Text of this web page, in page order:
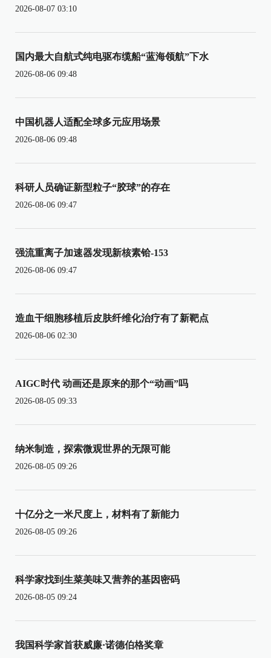
2026-08-07 03:10
国内最大自航式纯电驱布缆船“蓝海领航”下水
2026-08-06 09:48
中国机器人适配全球多元应用场景
2026-08-06 09:48
科研人员确证新型粒子“胶球”的存在
2026-08-06 09:47
强流重离子加速器发现新核素铪-153
2026-08-06 09:47
造血干细胞移植后皮肤纤维化治疗有了新靶点
2026-08-06 02:30
AIGC时代 动画还是原来的那个“动画”吗
2026-08-05 09:33
纳米制造，探索微观世界的无限可能
2026-08-05 09:26
十亿分之一米尺度上，材料有了新能力
2026-08-05 09:26
科学家找到生菜美味又营养的基因密码
2026-08-05 09:24
我国科学家首获威廉·诺德伯格奖章